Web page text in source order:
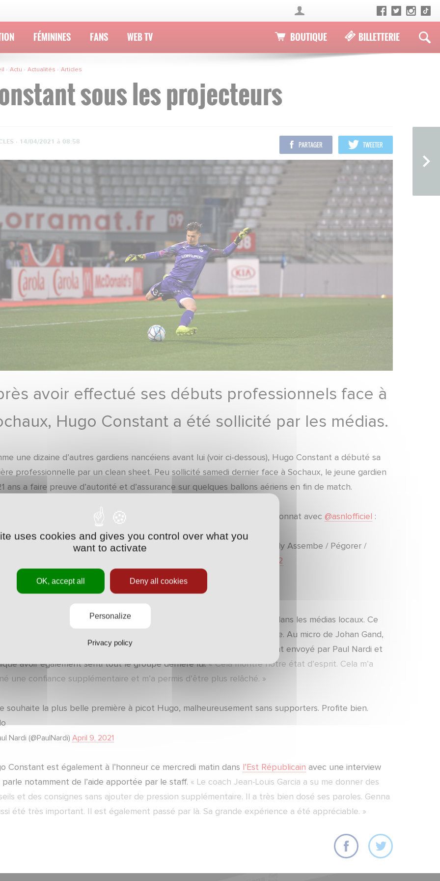
FÉMININES FANS WEB TV BOUTIQUE BILLETTERIE
Actu Actualités Articles
sous les projecteurs
· 14/04/2021 à 08:58 PARTAGER TWEETER
avoir effectué ses débuts professionnels face à
Hugo Constant a été sollicité par les médias.
une dizaine d’autres gardiens nancéiens avant lui (voir ci-dessous), Hugo Constant a débuté sa
professionnelle par un clean sheet. Peu sollicité samedi dernier face à Sochaux, le jeune gardien
ans a faire preuve d’autorité et d’assurance sur quelques ballons aériens en fin de match.
gardiens avec un clean sheet pour leur première titularisation en championnat avec@asnlofficiel :
/ Bracigliano /@Hugo_Constant_
/ D'Angelo / Fouché / Martini / Ndy Assembe / Pégorer /
#Ligue2
rI4RS6bDeC
Database (@StatsPicot) April 11, 2021
d’Hugo Constant n’est évidemment pas passée inaperçue dans les médias locaux. Ce
sur France Bleu Sud Lorraine. Au micro de Johan Gand,
nancéien avoue avoir été touché par un message d’encouragement envoyé par Paul Nardi et
avoir également senti tout le groupe derrière lui.« Cela montre notre état d’esprit. Cela m’a
une confiance supplémentaire et m’a permis d’être plus relâché. »
souhaite la plus belle première à picot Hugo, malheureusement sans supporters. Profite bien.
Nardi (@PaulNardi)April 9, 2021
Constant est également à l’honneur ce mercredi matin dans l’Est Républicain avec une interview
parle notamment de l’aide apportée par le staff. « Le coach Jean-Louis Garcia a su me donner des
et des consignes sans ajouter de pression supplémentaire. Il a très bien dosé ses paroles. Genna
été très important. Il est également passé par là. Sa grande expérience a été appréciable. »
uses cookies and gives you control over what you
want to activate
OK, accept all Deny all cookies
Personalize
Privacy policy